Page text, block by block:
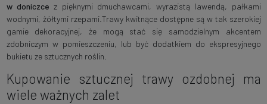
w doniczce z pięknymi dmuchawcami, wyrazistą lawendą, pałkami
wodnymi, żółtymi rzepami.Trawy kwitnące dostępne są w tak szerokiej
gamie dekoracyjnej, że mogą stać się samodzielnym akcentem
zdobniczym w pomieszczeniu, lub być dodatkiem do ekspresyjnego
bukietu ze sztucznych roślin.
Kupowanie sztucznej trawy ozdobnej ma
wiele ważnych zalet